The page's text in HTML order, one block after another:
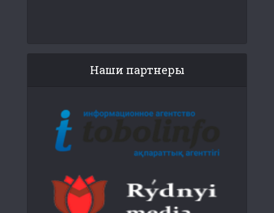
Наши партнеры